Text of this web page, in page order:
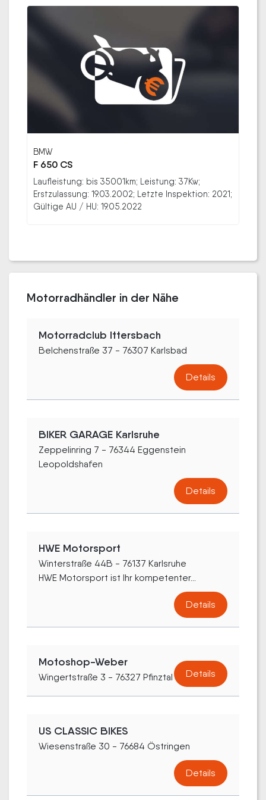
BMW
F 650 CS
Laufleistung: bis 35001km; Leistung: 37Kw;
Erstzulassung: 19.03.2002; Letzte Inspektion: 2021;
Gültige AU / HU: 19.05.2022
Motorradhändler in der Nähe
Motorradclub Ittersbach
Belchenstraße 37 - 76307 Karlsbad
Details
BIKER GARAGE Karlsruhe
Zeppelinring 7 - 76344 Eggenstein
Leopoldshafen
Details
HWE Motorsport
Winterstraße 44B - 76137 Karlsruhe
HWE Motorsport ist Ihr kompetenter...
Details
Motoshop-Weber
Wingertstraße 3 - 76327 Pfinztal Details
US CLASSIC BIKES
Wiesenstraße 30 - 76684 Östringen
Details